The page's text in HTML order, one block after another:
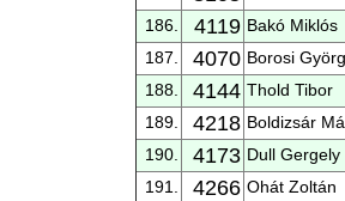
186.
4119 Bakó Miklós
187.
4070 Borosi
188.
4144 Thold Tibor
189.
4218 Boldizsár
190.
4173 Dull Gergely
191.
4266 Ohát Zoltán